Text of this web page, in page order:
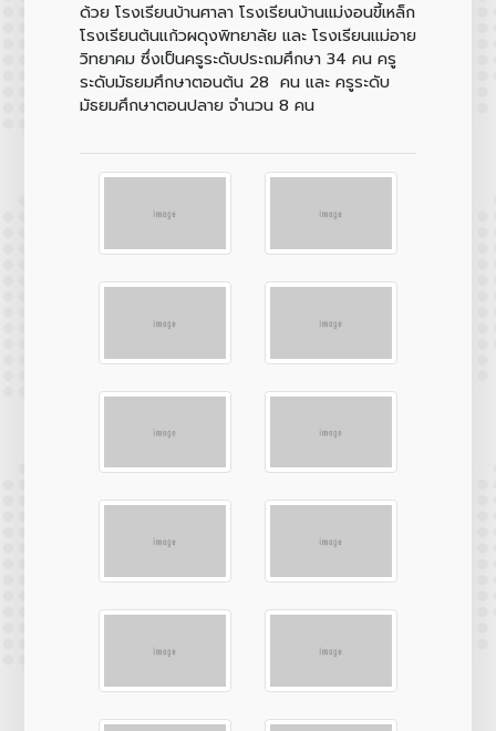
ด้วย โรงเรียนบ้านศาลา โรงเรียนบ้านแม่งอนขี้เหล็ก
โรงเรียนต้นแก้วผดุงพิทยาลัย และ โรงเรียนแม่อาย
วิทยาคม ซึ่งเป็นครูระดับประถมศึกษา 34 คน ครู
ระดับมัธยมศึกษาตอนต้น 28 คน และ ครูระดับ
มัธยมศึกษาตอนปลาย จำนวน 8 คน